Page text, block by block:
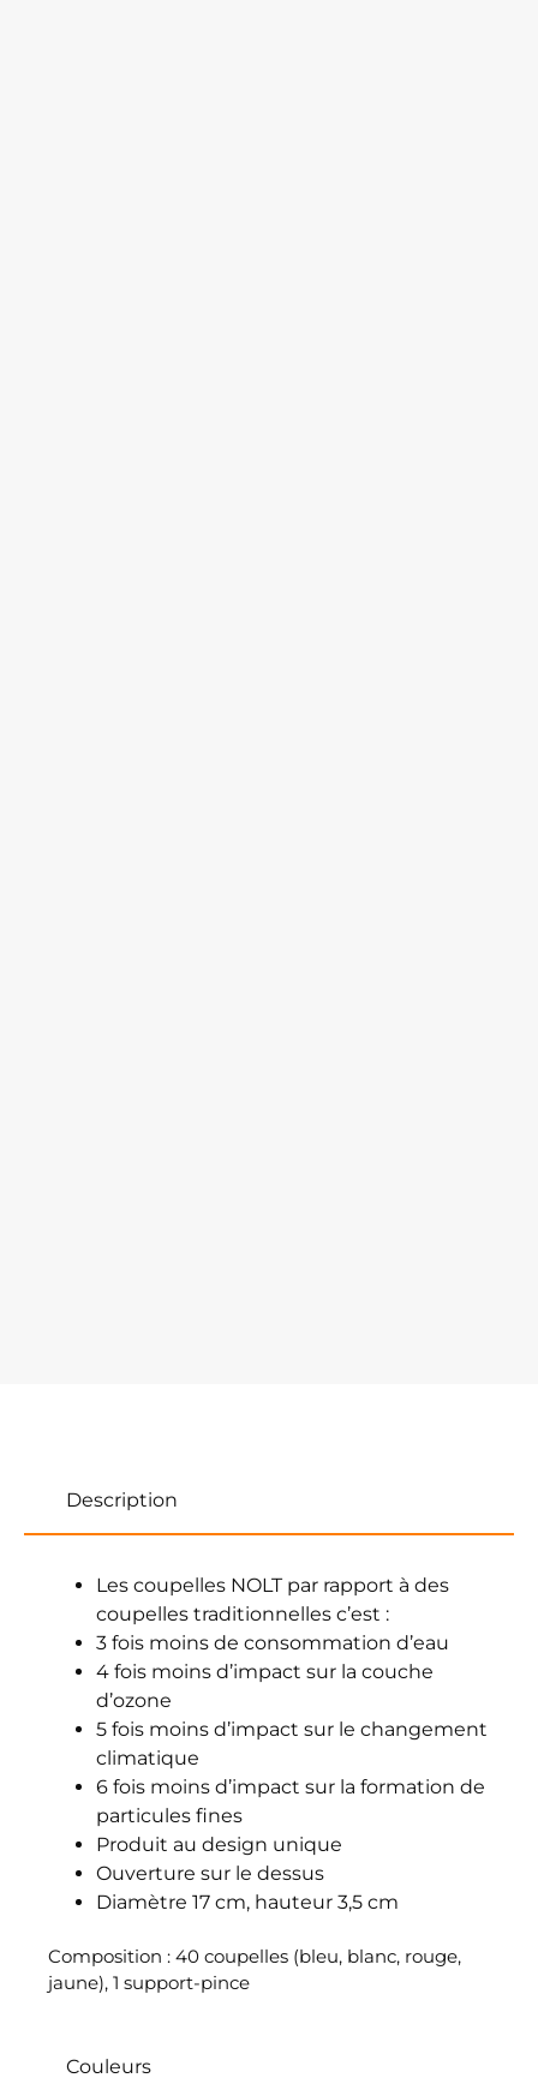
Description
Couleurs
Les coupelles NOLT par rapport à des
coupelles traditionnelles c’est :
3 fois moins de consommation d’eau
4 fois moins d’impact sur la couche
d’ozone
5 fois moins d’impact sur le changement
climatique
6 fois moins d’impact sur la formation de
particules fines
Produit au design unique
Ouverture sur le dessus
Diamètre 17 cm, hauteur 3,5 cm
Composition : 40 coupelles (bleu, blanc, rouge,
jaune), 1 support-pince